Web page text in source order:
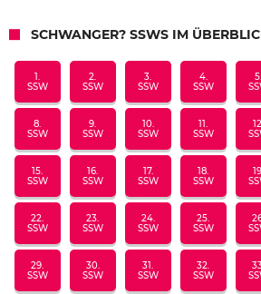
SCHWANGER? SSWS IM
1.
SSW
2.
SSW
3.
SSW
4.
SSW
5.
8.
SSW
9.
SSW
10.
SSW
11.
SSW
15.
SSW
16.
SSW
17.
SSW
18.
SSW
22.
SSW
23.
SSW
24.
SSW
25.
SSW
29.
SSW
30.
SSW
31.
SSW
32.
SSW